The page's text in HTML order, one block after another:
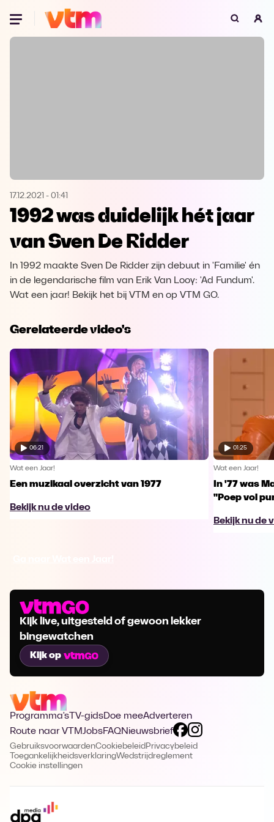
Oeps, browser niet ondersteund
Microsoft Edge Download
Opera
17.12.2021 - 01:41
1992 was duidelijk hét jaar
van Sven De Ridder
In 1992 maakte Sven De Ridder zijn debuut in 'Familie' én
in de legendarische film van Erik Van Looy: 'Ad Fundum'.
Wat een jaar! Bekijk het bij VTM en op VTM GO.
Gerelateerde video's
06:21
Wat een Jaar!
Een muzikaal overzicht van 1977
Bekijk nu de video
01:25
Wat een Jaar!
In '77 was
"Poep vol
Bekijk nu de
Kijk live, uitgesteld of gewoon lekker
bingewatchen
Kijk op
Programma's TV-gidsDoe meeAdverteren
Route naar VTMJobsFAQNieuwsbrief
GebruiksvoorwaardenCookiebeleid Privacybeleid
ToegankelijkheidsverklaringWedstrijdreglement
Cookie instellingen